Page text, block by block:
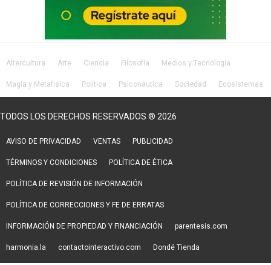
Altercultura Arte Ciencia Filosofía Medios y Tecnología
Magia y Metafísica Política Psiconáutica Sociedad Ecosistemas
TODOS LOS DERECHOS RESERVADOS ® 2026
AVISO DE PRIVACIDAD VENTAS PUBLICIDAD
TÉRMINOS Y CONDICIONES POLÍTICA DE ÉTICA
POLÍTICA DE REVISIÓN DE INFORMACIÓN
POLÍTICA DE CORRECCIONES Y FE DE ERRATAS
INFORMACIÓN DE PROPIEDAD Y FINANCIACIÓN parentesis.com
harmonia.la contactointeractivo.com Dondé Tienda